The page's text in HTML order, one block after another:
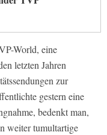
World, eine
letzten Jahren
zur
gestern eine
bedenkt man,
weiter tumultartige